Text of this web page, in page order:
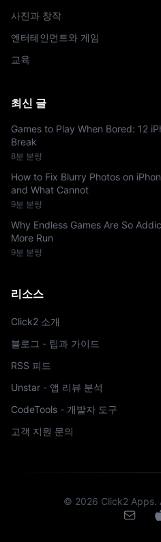
사진과 창작
엔터테인먼트와 게임
교육
최신 글
Games to Play When Bored: 12
Break
8분 분량
How to Fix Blurry Photos on
and What Cannot
9분 분량
Why Endless Games Are So
More Run
9분 분량
리소스
Click2 소개
블로그 - 팁과 가이드
RSS 피드
Unstar - 앱 리뷰 분석
CodeTools - 개발자 도구
고객 지원 문의
© 2026 Click2 Apps.